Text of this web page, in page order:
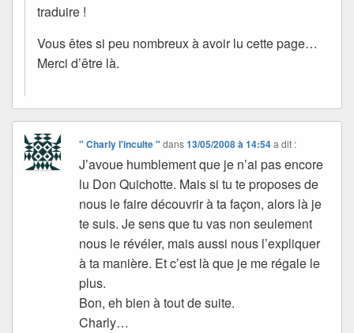
traduire !
Vous êtes si peu nombreux à avoir lu cette page…
Merci d’être là.
" Charly l'inculte " dans13/05/2008 à 14:54 a dit :
J’avoue humblement que je n’ai pas encore
lu Don Quichotte. Mais si tu te proposes de
nous le faire découvrir à ta façon, alors là je
te suis. Je sens que tu vas non seulement
nous le révéler, mais aussi nous l’expliquer
à ta manière. Et c’est là que je me régale le
plus.
Bon, eh bien à tout de suite.
Charly…